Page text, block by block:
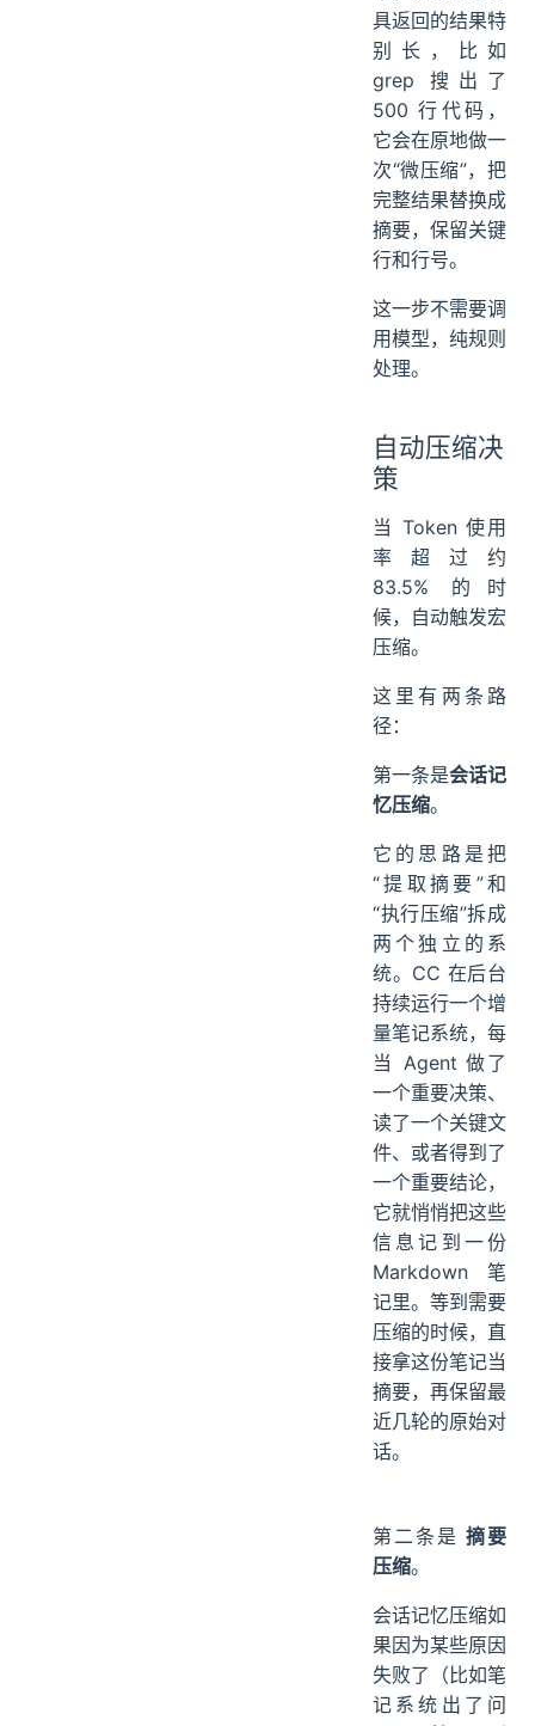
具返回的结果特
别长，比如
grep 搜出了
500 行代码，
它会在原地做一
次“微压缩”，把
完整结果替换成
摘要，保留关键
行和行号。
这一步不需要调
用模型，纯规则
处理。
自动压缩决
策
当 Token 使用
率超过约
83.5% 的时
候，自动触发宏
压缩。
这里有两条路
径：
第一条是会话记
忆压缩。
它的思路是把
“提取摘要”和
“执行压缩”拆成
两个独立的系
统。CC 在后台
持续运行一个增
量笔记系统，每
当 Agent 做了
一个重要决策、
读了一个关键文
件、或者得到了
一个重要结论，
它就悄悄把这些
信息记到一份
Markdown 笔
记里。等到需要
压缩的时候，直
接拿这份笔记当
摘要，再保留最
近几轮的原始对
话。
第二条是摘要
压缩。
会话记忆压缩如
果因为某些原因
失败了（比如笔
记系统出了问